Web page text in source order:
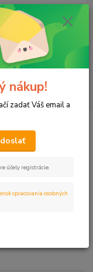
Menu
ks
za0 €
rotačný
nákup!
zadať Váš email a
účely registrácie.
spracovania osobných